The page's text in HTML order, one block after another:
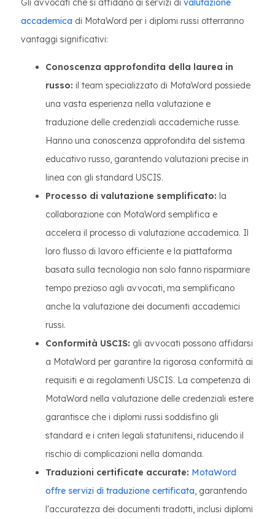
Gli avvocati che si affidano ai servizi di valutazione
accademica di MotaWord per i diplomi russi otterranno
vantaggi significativi:
Conoscenza approfondita della laurea in
russo: il team specializzato di MotaWord possiede
una vasta esperienza nella valutazione e
traduzione delle credenziali accademiche russe.
Hanno una conoscenza approfondita del sistema
educativo russo, garantendo valutazioni precise in
linea con gli standard USCIS.
Processo di valutazione semplificato: la
collaborazione con MotaWord semplifica e
accelera il processo di valutazione accademica. Il
loro flusso di lavoro efficiente e la piattaforma
basata sulla tecnologia non solo fanno risparmiare
tempo prezioso agli avvocati, ma semplificano
anche la valutazione dei documenti accademici
russi.
Conformità USCIS: gli avvocati possono affidarsi
a MotaWord per garantire la rigorosa conformità ai
requisiti e ai regolamenti USCIS. La competenza di
MotaWord nella valutazione delle credenziali estere
garantisce che i diplomi russi soddisfino gli
standard e i criteri legali statunitensi, riducendo il
rischio di complicazioni nella domanda.
Traduzioni certificate accurate: MotaWord
offre servizi di traduzione certificata, garantendo
l'accuratezza dei documenti tradotti, inclusi diplomi